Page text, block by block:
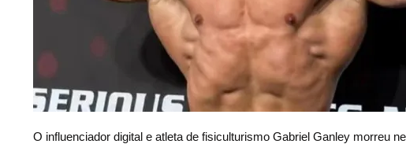
O influenciador digital e atleta de fisiculturismo Gabriel Ganley morreu